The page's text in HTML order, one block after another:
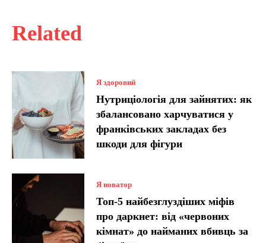
Related
Я здоровий
Нутриціологія для зайнятих: як
збалансовано харчуватися у
франківських закладах без
шкоди для фігури
Я новатор
Топ-5 найбезглуздіших міфів
про даркнет: від «червоних
кімнат» до найманих вбивць за